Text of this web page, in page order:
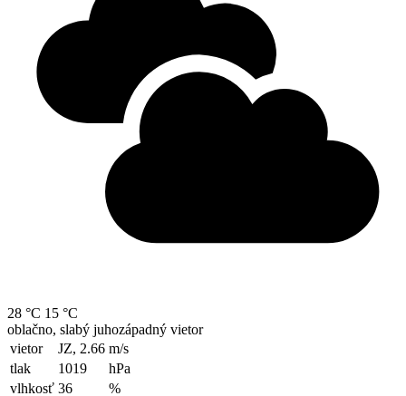
28 °C 15 °C
oblačno, slabý juhozápadný vietor
vietor
JZ, 2.66 m/s
tlak
1019
hPa
vlhkosť 36 %